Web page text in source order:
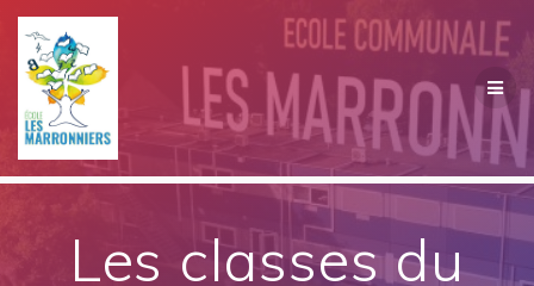
Les classes du